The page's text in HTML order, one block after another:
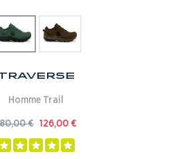
Homme Trail
€ 126,00 €